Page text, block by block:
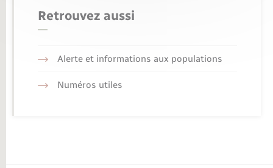
Retrouvez aussi
Alerte et informations aux populations
Numéros utiles